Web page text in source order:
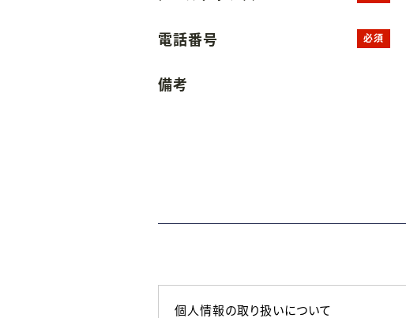
電話番号 必須
備考
個人情報の取り扱いについて